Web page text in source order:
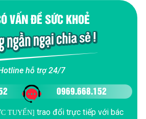
VẤN ĐỀ SỨC KHOẺ
hỗ trợ 24/7
0969.668.152
TUYẾN] trao đổi trực tiếp với bác